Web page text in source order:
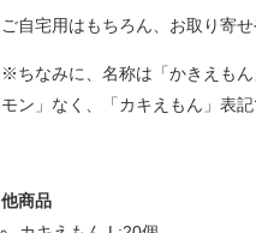
ご自宅用はもちろん、お取り寄
※ちなみに、名称は「かきえも
モン」なく、「カキえもん」表記
他商品